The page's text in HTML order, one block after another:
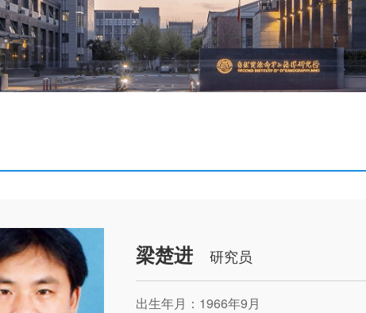
梁楚进 研究员
出生年月：1966年9月